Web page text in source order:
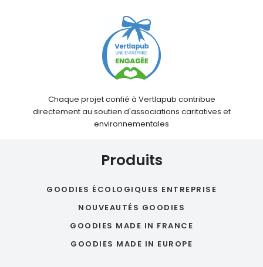
Chaque projet confié à Vertlapub contribue
directement au soutien d'associations caritatives et
environnementales
Produits
GOODIES ÉCOLOGIQUES ENTREPRISE
NOUVEAUTÉS GOODIES
GOODIES MADE IN FRANCE
GOODIES MADE IN EUROPE